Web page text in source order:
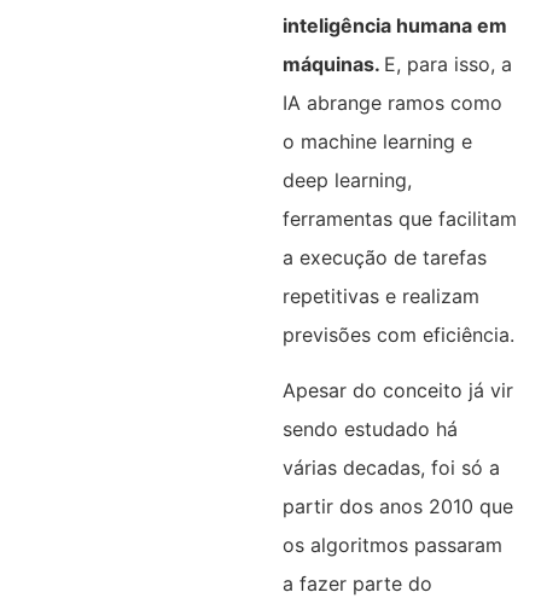
inteligência humana em
máquinas. E, para isso, a
IA abrange ramos como
o machine learning e
deep learning,
ferramentas que facilitam
a execução de tarefas
repetitivas e realizam
previsões com eficiência.
Apesar do conceito já vir
sendo estudado há
várias decadas, foi só a
partir dos anos 2010 que
os algoritmos passaram
a fazer parte do